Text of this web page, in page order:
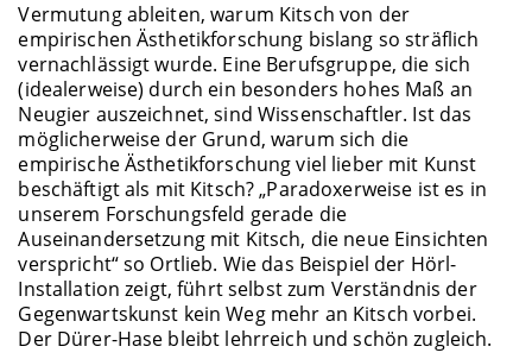
Vermutung ableiten, warum Kitsch von der
empirischen Ästhetikforschung bislang so sträflich
vernachlässigt wurde. Eine Berufsgruppe, die sich
(idealerweise) durch ein besonders hohes Maß an
Neugier auszeichnet, sind Wissenschaftler. Ist das
möglicherweise der Grund, warum sich die
empirische Ästhetikforschung viel lieber mit Kunst
beschäftigt als mit Kitsch? „Paradoxerweise ist es in
unserem Forschungsfeld gerade die
Auseinandersetzung mit Kitsch, die neue Einsichten
verspricht“ so Ortlieb. Wie das Beispiel der Hörl-
Installation zeigt, führt selbst zum Verständnis der
Gegenwartskunst kein Weg mehr an Kitsch vorbei.
Der Dürer-Hase bleibt lehrreich und schön zugleich.